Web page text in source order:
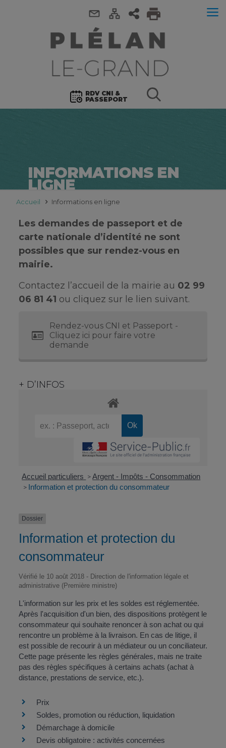
RDV CNI &
PASSEPORT
INFORMATIONS EN
LIGNE
Accueil Informations en ligne
Les demandes de passeport et de
carte nationale d’identité ne sont
possibles que sur rendez-vous en
mairie.
Contactez l’accueil de la mairie au 02 99
06 81 41 ou cliquez sur le lien suivant.
Rendez-vous CNI et Passeport -
Cliquez ici pour faire votre
demande
+ D’INFOS
Accueil particuliers > Argent - Impôts - Consommation
> Information et protection du consommateur
Dossier
Information et protection du
consommateur
Vérifié le 10 août 2018 - Direction de l'information légale et
administrative (Première ministre)
L'information sur les prix et les soldes est réglementée.
Après l'acquisition d'un bien, des dispositions protègent le
consommateur qui souhaite renoncer à son achat ou qui
rencontre un problème à la livraison. En cas de litige, il
est possible de recourir à un médiateur ou un conciliateur.
Cette page présente les règles générales, mais ne traite
pas des règles spécifiques à certains achats (achat à
distance, prestations de service, etc.).
Prix
Soldes, promotion ou réduction, liquidation
Démarchage à domicile
Devis obligatoire : activités concernées